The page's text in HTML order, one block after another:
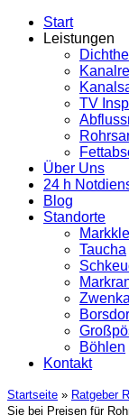
Start
Leistungen
TV
Über Uns
24 h
Blog
Standorte
Taucha
Böhlen
Kontakt
Startseite » Ratgeber
Sie bei Preisen für